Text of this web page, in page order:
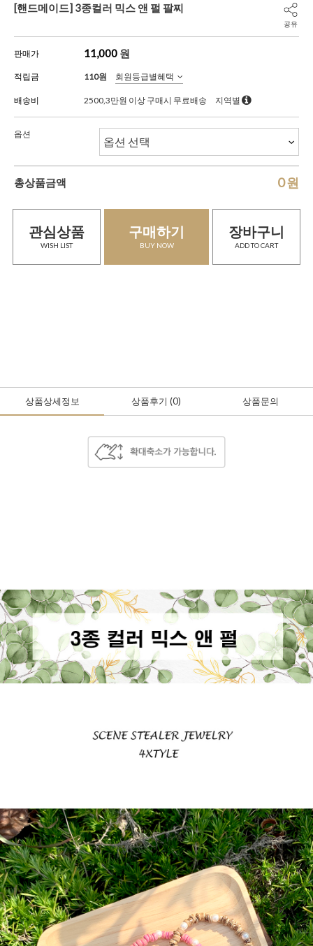
[핸드메이드] 3종컬러 믹스 앤 펄 팔찌
공유
판매가 11,000 원
적립금 110원 회원등급별혜택
배송비 2500,3만원 이상 구매시 무료배송 지역별
옵션
총상품금액 0원
관심상품
WISH LIST
구매하기
BUY NOW
장바구니
ADD TO CART
상품상세정보 상품후기 (0) 상품문의